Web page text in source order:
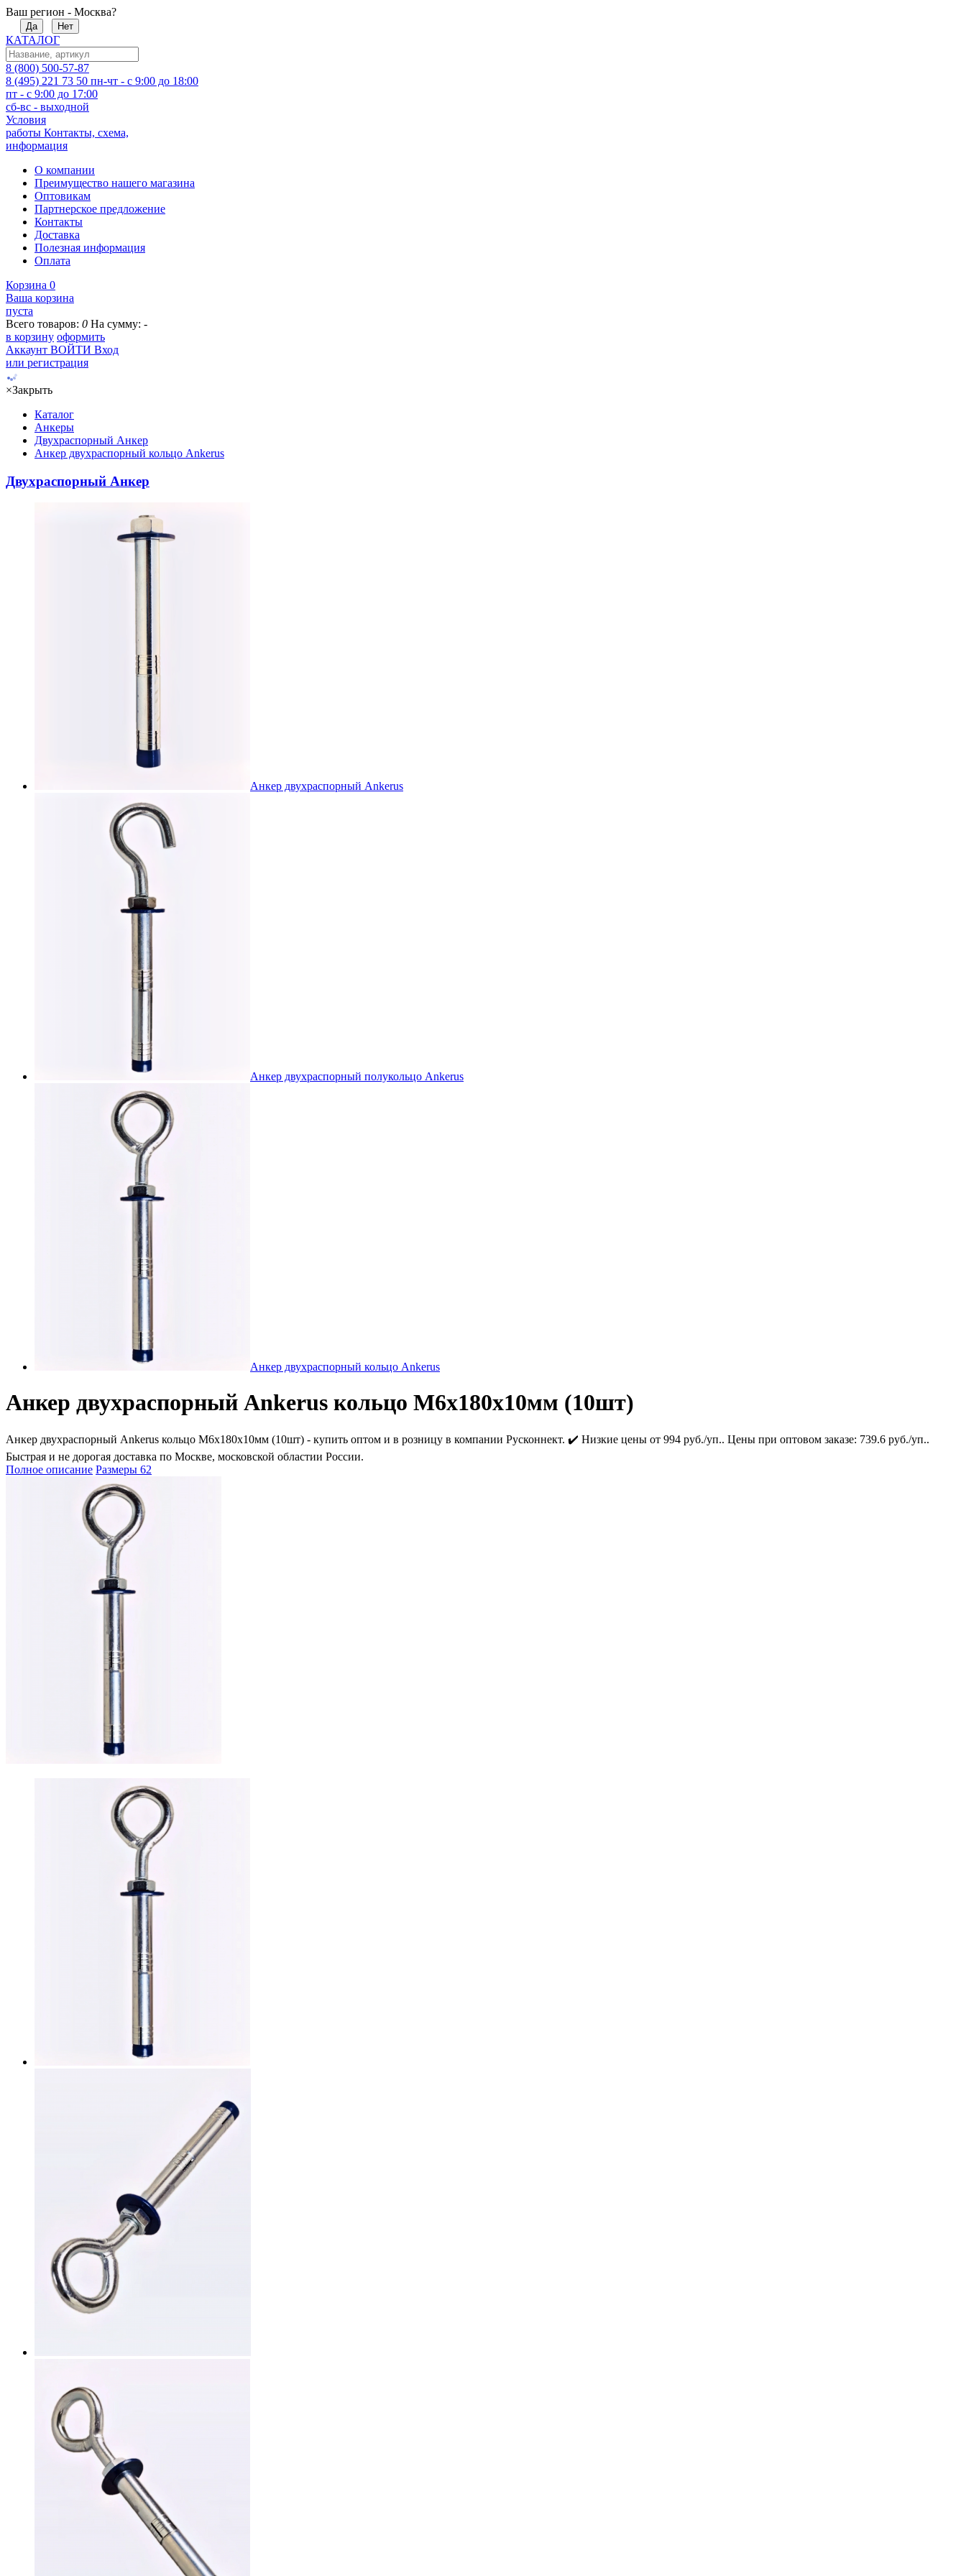
Ваш регион - Москва?
Да Нет
КАТАЛОГ
8 (800) 500-57-87
8 (495) 221 73 50 пн-чт - с 9:00 до 18:00
пт - с 9:00 до 17:00
сб-вс - выходной
Условия
работы Контакты, схема,
информация
О компании
Преимущество нашего магазина
Оптовикам
Партнерское предложение
Контакты
Доставка
Полезная информация
Оплата
Корзина 0
Ваша корзина
пуста
Всего товаров: 0 На сумму: -
в корзину оформить
Аккаунт ВОЙТИ Вход
или регистрация
×Закрыть
Каталог
Анкеры
Двухраспорный Анкер
Анкер двухраспорный кольцо Ankerus
Двухраспорный Анкер
Анкер двухраспорный Ankerus
Анкер двухраспорный полукольцо Ankerus
Анкер двухраспорный кольцо Ankerus
Анкер двухраспорный Ankerus кольцо М6х180х10мм (10шт)
Анкер двухраспорный Ankerus кольцо М6х180х10мм (10шт) - купить оптом и в розницу в компании Русконнект. ✔️ Низкие цены от 994 руб./уп.. Цены при оптовом заказе: 739.6 руб./уп..
Быстрая и не дорогая доставка по Москве, московской областии России.
Полное описание Размеры 62